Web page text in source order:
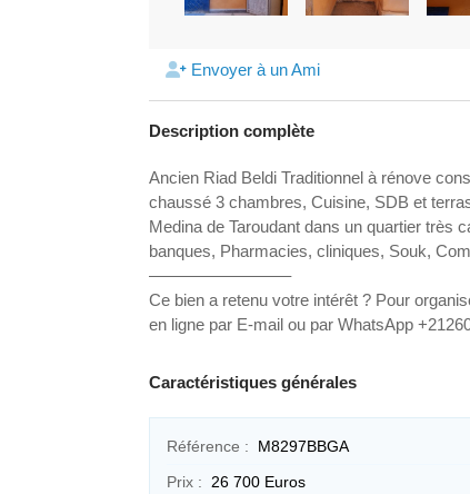
Envoyer à un Ami
Description complète
Ancien Riad Beldi Traditionnel à rénove
chaussé 3 chambres, Cuisine, SDB et
Medina de Taroudant dans un quartier très
banques, Pharmacies, cliniques, Souk,
————————–
Ce bien a retenu votre intérêt ? Pour
en ligne par E-mail ou par WhatsApp
Caractéristiques générales
Référence :
M8297BBGA
Prix :
26 700 Euros